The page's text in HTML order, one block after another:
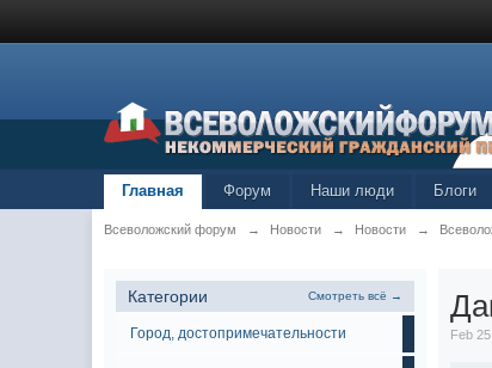
Главная Форум Наши люди Блоги
Всеволожский форум → Новости → Новости →
Категории Смотреть всё →
Город, достопримечательности Feb